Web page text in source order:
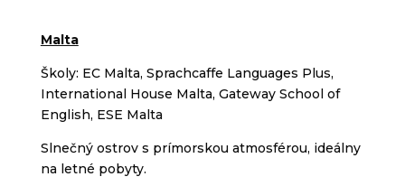
Malta
Školy: EC Malta, Sprachcaffe Languages Plus,
International House Malta, Gateway School of
English, ESE Malta
Slnečný ostrov s prímorskou atmosférou, ideálny
na letné pobyty.